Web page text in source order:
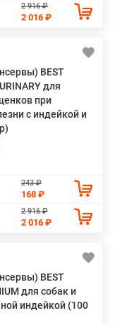
2 916 ₽
2 016 ₽
BEST
для
при
с индейкой и
243 ₽
168 ₽
2 916 ₽
2 016 ₽
BEST
для собак и
индейкой (100